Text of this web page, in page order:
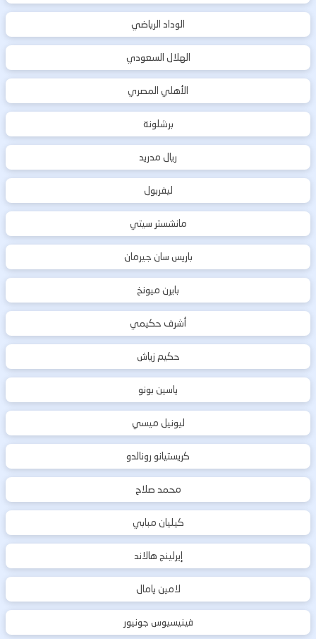
الوداد الرياضي
الهلال السعودي
الأهلي المصري
برشلونة
ريال مدريد
ليفربول
مانشستر سيتي
باريس سان جيرمان
بايرن ميونخ
أشرف حكيمي
حكيم زياش
ياسين بونو
ليونيل ميسي
كريستيانو رونالدو
محمد صلاح
كيليان مبابي
إيرلينج هالاند
لامين يامال
فينيسيوس جونيور